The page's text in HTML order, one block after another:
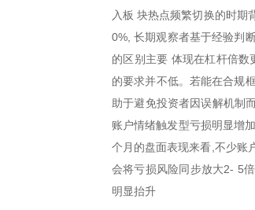
入板 块热点频繁切换的时期
0%, 长期观察者基于经验判
的区别主要 体现在杠杆倍
的要求并不低。若能在合规
助于避免投资者因误解机制
账户情绪触发型亏损明显增
个月的盘面表现来看,不少账
会将亏损风险同步放大2- 5
明显抬升